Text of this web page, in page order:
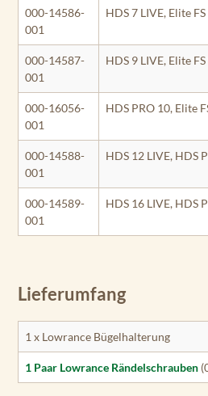
000-14586-
001
HDS 7 LIVE, Elite FS
000-14587-
001
HDS 9 LIVE, Elite
000-16056-
001
HDS PRO 10, Elite
000-14588-
001
HDS 12 LIVE, HDS
000-14589-
001
HDS 16 LIVE, HDS
Lieferumfang
1 x Lowrance Bügelhalterung
1 Paar Lowrance Rändelschrauben